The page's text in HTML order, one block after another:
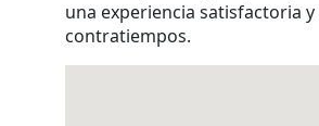
una experiencia satisfactoria y
contratiempos.